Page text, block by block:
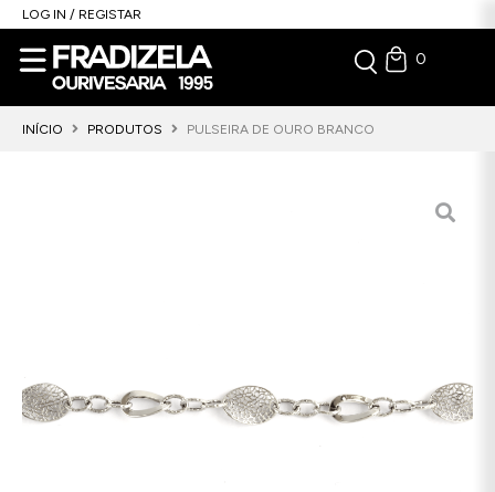
LOG IN / REGISTAR
0
INÍCIO PRODUTOS PULSEIRA DE OURO BRANCO